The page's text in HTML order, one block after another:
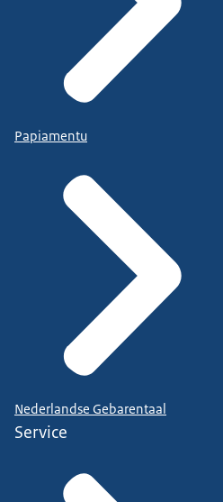
Papiamentu
Nederlandse Gebarentaal
Service